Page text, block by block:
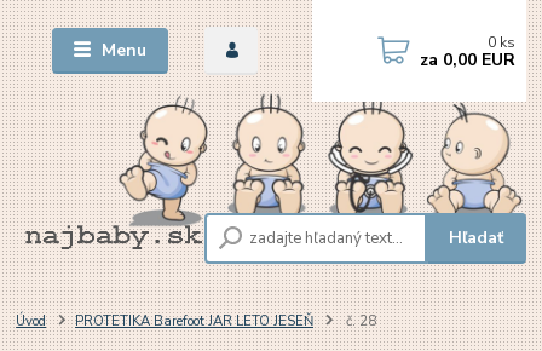
Menu
Hľadať
0 ks
za 0,00 EUR
Úvod PROTETIKA Barefoot JAR LETO JESEŇ č. 28